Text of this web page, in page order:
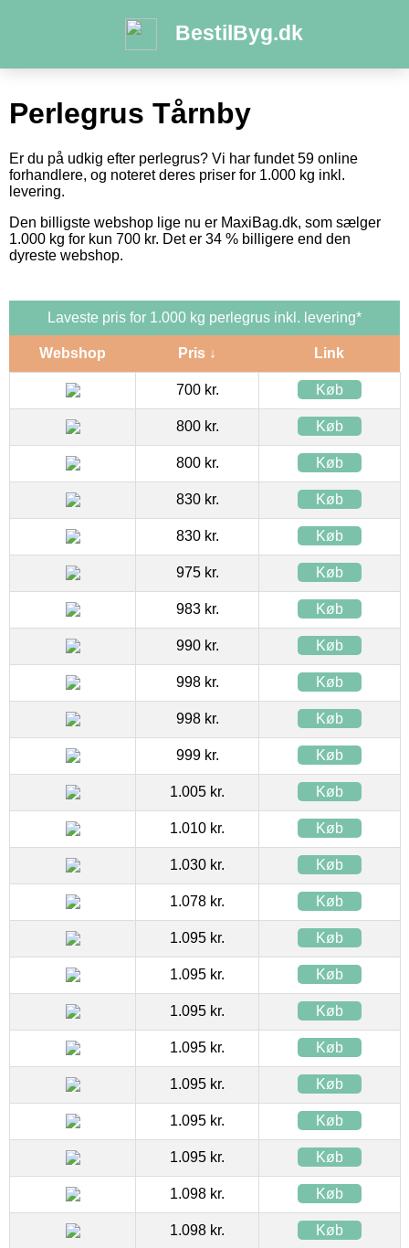
BestilByg.dk
Perlegrus Tårnby
Er du på udkig efter perlegrus? Vi har fundet 59 online
forhandlere, og noteret deres priser for 1.000 kg inkl.
levering.
Den billigste webshop lige nu er MaxiBag.dk, som sælger
1.000 kg for kun 700 kr. Det er 34 % billigere end den
dyreste webshop.
Laveste pris for 1.000 kg perlegrus inkl. levering*
Webshop Pris ↓ Link
700 kr. Køb
800 kr. Køb
800 kr. Køb
830 kr. Køb
830 kr. Køb
975 kr. Køb
983 kr. Køb
990 kr. Køb
998 kr. Køb
998 kr. Køb
999 kr. Køb
1.005 kr. Køb
1.010 kr. Køb
1.030 kr. Køb
1.078 kr. Køb
1.095 kr. Køb
1.095 kr. Køb
1.095 kr. Køb
1.095 kr. Køb
1.095 kr. Køb
1.095 kr. Køb
1.095 kr. Køb
1.098 kr. Køb
1.098 kr. Køb